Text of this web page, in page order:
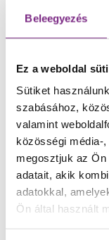
Beleegyezés
Ez a weboldal
Sütiket
szabásához,
valamint
közösségi média-
megosztjuk az
adatait, akik
adatokkal,
Ön által használt
E-mail:
http://
Tekintse meg a
webshopunkban.
☀️Kedves
A rendkívüli
csokoládéink
átmenetileg
biztosítani,
tőlünk
Önökhöz.